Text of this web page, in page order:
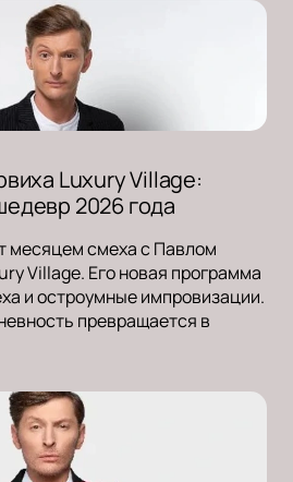
Luxury Village:
2026 года
месяцем смеха с Павлом
Village. Его новая программа
и остроумные импровизации.
превращается в